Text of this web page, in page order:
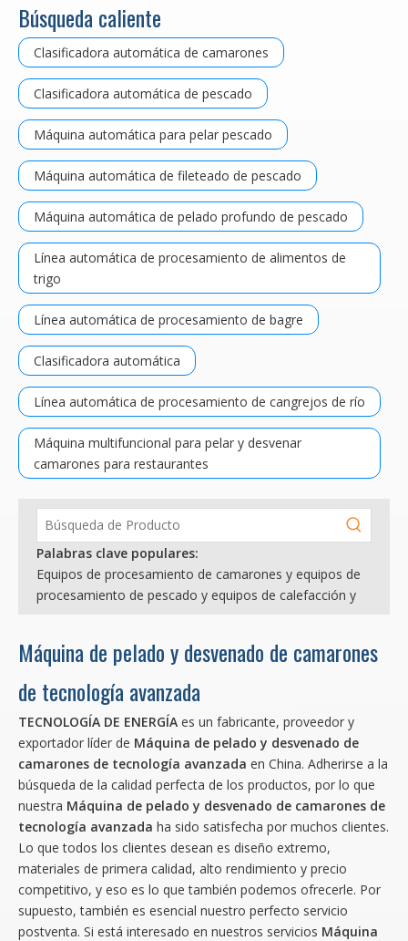
Búsqueda caliente
Clasificadora automática de camarones
Clasificadora automática de pescado
Máquina automática para pelar pescado
Máquina automática de fileteado de pescado
Máquina automática de pelado profundo de pescado
Línea automática de procesamiento de alimentos de
trigo
Línea automática de procesamiento de bagre
Clasificadora automática
Línea automática de procesamiento de cangrejos de río
Máquina multifuncional para pelar y desvenar
camarones para restaurantes
Palabras clave populares:
Equipos de procesamiento de camarones y equipos de
procesamiento de pescado y equipos de calefacción y
Máquina de pelado y desvenado de camarones
de tecnología avanzada
TECNOLOGÍA DE ENERGÍA es un fabricante, proveedor y
exportador líder de Máquina de pelado y desvenado de
camarones de tecnología avanzada en China. Adherirse a la
búsqueda de la calidad perfecta de los productos, por lo que
nuestra Máquina de pelado y desvenado de camarones de
tecnología avanzada ha sido satisfecha por muchos clientes.
Lo que todos los clientes desean es diseño extremo,
materiales de primera calidad, alto rendimiento y precio
competitivo, y eso es lo que también podemos ofrecerle. Por
supuesto, también es esencial nuestro perfecto servicio
postventa. Si está interesado en nuestros servicios Máquina